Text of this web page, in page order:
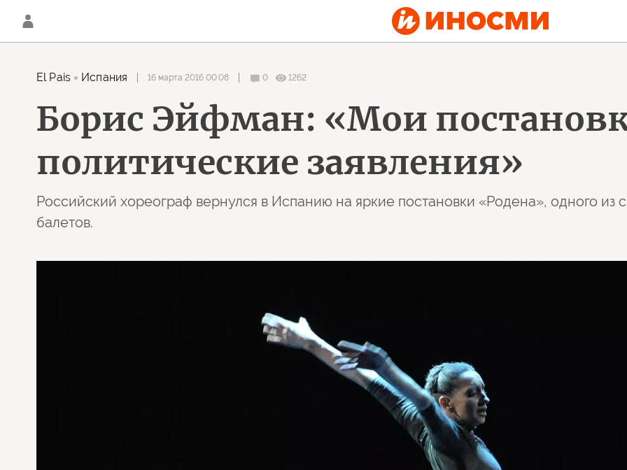
El Pais Испания 16 марта 2016 00:08 0 1262
Борис Эйфман: «Мои
политические заявления»
Российский хореограф вернулся в Испанию на яркие постановки «Родена», одного
балетов.